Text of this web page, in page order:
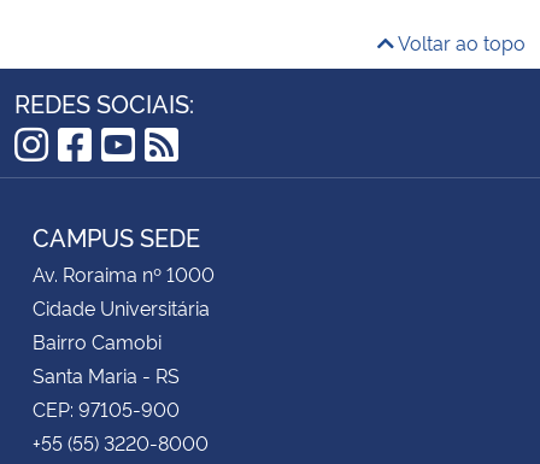
Voltar ao topo
REDES SOCIAIS:
Instagram
Facebook
YouTube
RSS
CAMPUS SEDE
Av. Roraima nº 1000
Cidade Universitária
Bairro Camobi
Santa Maria - RS
CEP: 97105-900
+55 (55) 3220-8000